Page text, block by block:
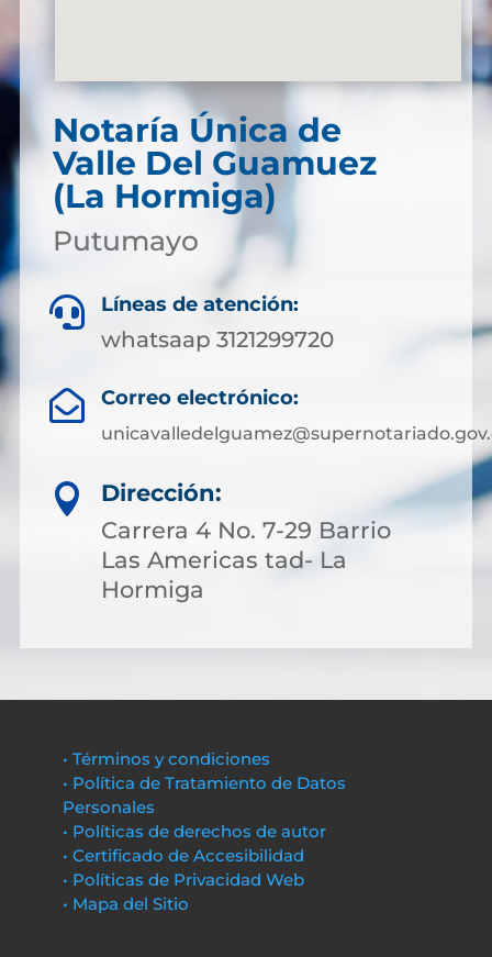
Notaría Única de
Valle Del Guamuez
(La Hormiga)
Putumayo
 Líneas de atención:
whatsaap 3121299720
 Correo electrónico:

Dirección:
Carrera 4 No. 7-29 Barrio
Las Americas tad- La
Hormiga
• Términos y condiciones
• Política de Tratamiento de Datos
Personales
• Políticas de derechos de autor
• Certificado de Accesibilidad
• Políticas de Privacidad Web
• Mapa del Sitio